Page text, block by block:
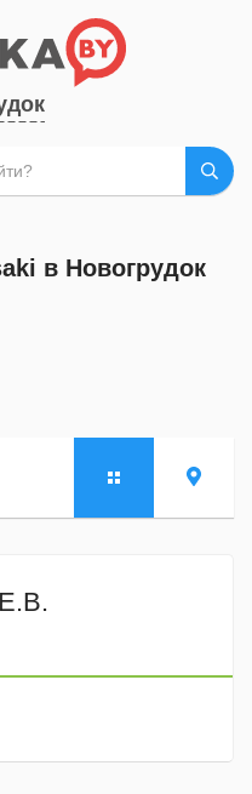
в Новогрудок